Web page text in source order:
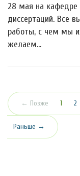
28 мая на кафедре
диссертаций. Все
работы, с чем мы
желаем…
← Позже 1 2
Раньше →